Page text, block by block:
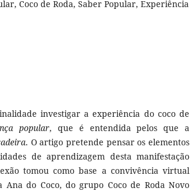
Coco de Roda, Saber Popular, Experiência
investigar a experiência do coco de
popular, que é entendida pelos que a
. O artigo pretende pensar os elementos
de aprendizagem desta manifestação
tomou como base a convivência virtual
Ana do Coco, do grupo Coco de Roda Novo